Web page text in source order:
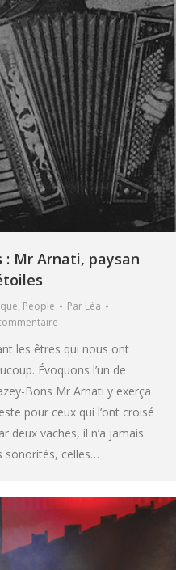
: Mr Arnati, paysan
, People Par Léa
les êtres qui nous ont
Évoquons l’un de
Bons Mr Arnati y exerça
pour ceux qui l’ont croisé
deux vaches, il n’a jamais
sonorités, celles…